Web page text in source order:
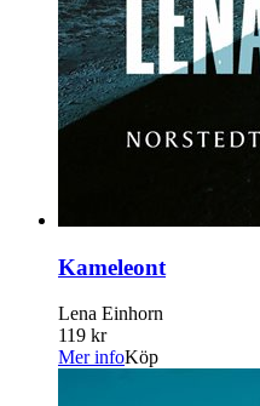
Kameleont
Lena Einhorn
119 kr
Mer infoKöp